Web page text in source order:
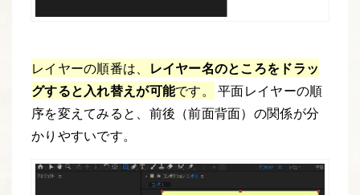
レイヤーの順番は、
レイヤー名のところをドラッ
グすると入れ替えが可能です。
平面レイヤーの順
序を変えてみると、前後（前面背面）の関係が分
かりやすいです。